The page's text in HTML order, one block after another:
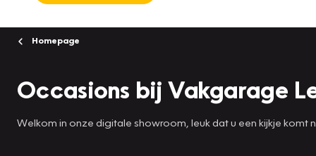
Homepage
Occasions bij Vakgarage
Welkom in onze digitale showroom, leuk dat u een kijkje komt